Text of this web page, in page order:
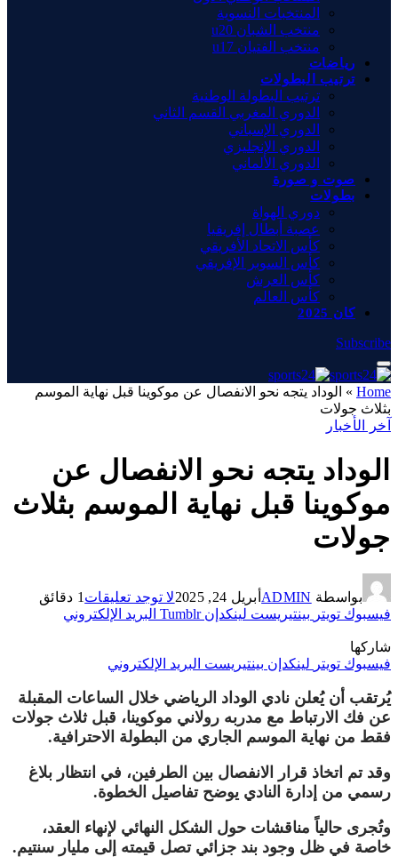
المنتخبات النسوية
منتخب الشبان u20
منتخب الفتيان u17
رياضات
ترتيب البطولات
ترتيب البطولة الوطنية
الدوري المغربي القسم الثاني
الدوري الإسباني
الدوري الإنجليزي
الدوري الألماني
صوت و صورة
بطولات
دوري الهواة
عصبة أبطال إفريقيا
كأس الاتحاد الأفريقي
كأس السوبر الإفريقي
كأس العرش
كأس العالم
كان 2025
Subscribe
Home
» الوداد يتجه نحو الانفصال عن موكوينا قبل نهاية الموسم
بثلاث جولات
آخر الأخبار
الوداد يتجه نحو الانفصال عن
موكوينا قبل نهاية الموسم بثلاث
جولات
بواسطة ADMIN أبريل 24, 2025 لا توجد تعليقات 1 دقائق
فيسبوك تويتر بينتيريست لينكدإن Tumblr البريد الإلكتروني
شاركها
فيسبوك تويتر لينكدإن بينتيريست البريد الإلكتروني
يُرتقب أن يُعلن نادي الوداد الرياضي خلال الساعات المقبلة
عن فك الارتباط مع مدربه رولاني موكوينا، قبل ثلاث جولات
فقط من نهاية الموسم الجاري من البطولة الاحترافية.
وقد تم اتخاذ قرار الانفصال بين الطرفين، في انتظار بلاغ
رسمي من إدارة النادي يوضح تفاصيل الخطوة.
وتُجرى حالياً مناقشات حول الشكل النهائي لإنهاء العقد،
خاصة في ظل وجود بند جزائي تصل قيمته إلى مليار سنتيم.